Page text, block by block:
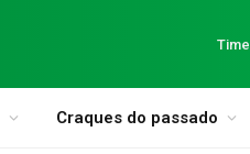
Time
Craques do passado